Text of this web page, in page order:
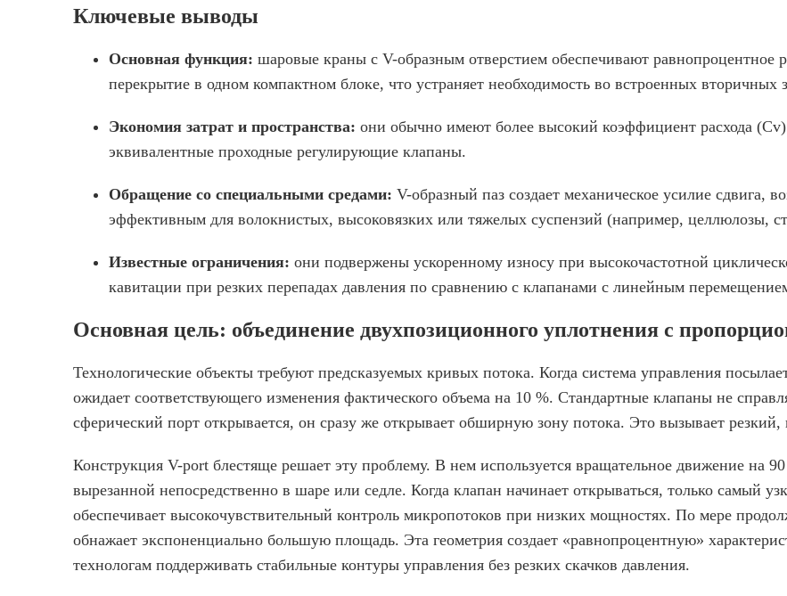
Ключевые выводы
Основная функция: шаровые краны с V-образным отверстием обеспечивают равнопроцентное
перекрытие в одном компактном блоке, что устраняет необходимость во встроенных вторичных
Экономия затрат и пространства: они обычно имеют более высокий коэффициент расхода
эквивалентные проходные регулирующие клапаны.
Обращение со специальными средами: V-образный паз создает механическое усилие сдвига,
эффективным для волокнистых, высоковязких или тяжелых суспензий (например, целлюлозы,
Известные ограничения: они подвержены ускоренному износу при высокочастотной
кавитации при резких перепадах давления по сравнению с клапанами с линейным
Основная цель: объединение двухпозиционного уплотнения с
Технологические объекты требуют предсказуемых кривых потока. Когда система управления
ожидает соответствующего изменения фактического объема на 10 %. Стандартные клапаны не
сферический порт открывается, он сразу же открывает обширную зону потока. Это вызывает
Конструкция V-port блестяще решает эту проблему. В нем используется вращательное движение на
вырезанной непосредственно в шаре или седле. Когда клапан начинает открываться, только самый
обеспечивает высокочувствительный контроль микропотоков при низких мощностях. По мере
обнажает экспоненциально большую площадь. Эта геометрия создает «равнопроцентную»
технологам поддерживать стабильные контуры управления без резких скачков давления.